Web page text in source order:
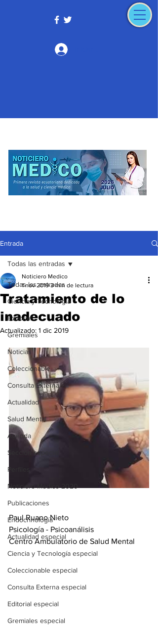
Entrada
Todas las entradas
Ciencia y Tecnología
Editorial
Gremiales
Noticias
Coleccionable
Consulta Externa
Actualidad
Salud Mental
Agenda
Sección especial
Perfiles
Noticiero Médico 2020
Publicaciones
Endocrinología
Actualidad especial
Ciencia y Tecnología especial
Coleccionable especial
Consulta Externa especial
Editorial especial
Gremiales especial
Todas las entradas
Tratamiento de lo
inadecuado
Noticiero Medico
1 nov 2019 3 min de lectura
Actualizado: 1 dic 2019
Paul Ruano Nieto
Psicología - Psicoanálisis
Centro Ambulatorio de Salud Mental